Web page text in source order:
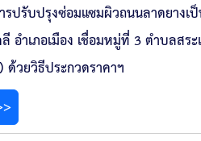
บุคคล
รปรับปรุงซ่อมแซมผิวถนนลาดยาง
ำเภอเมือง เชื่อมหมู่ที่ 3 ตำบลสร
วยวิธีประกวดราคาฯ